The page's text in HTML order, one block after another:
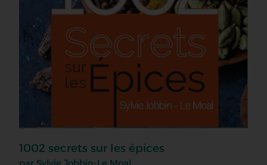
1002 secrets sur les épices
par Sylvie Jobbin-Le Moal